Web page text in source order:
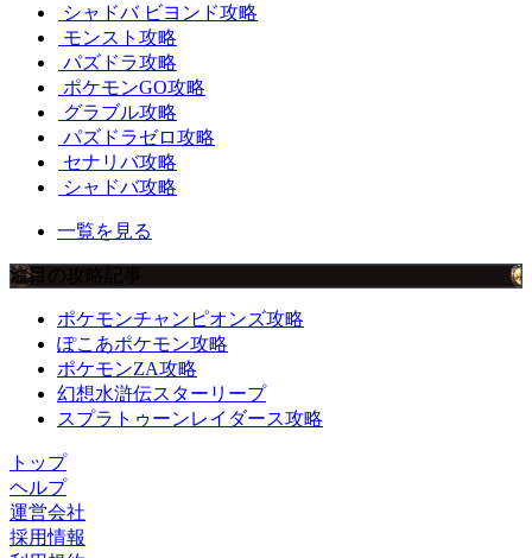
シャドバ ビヨンド攻略
モンスト攻略
パズドラ攻略
ポケモンGO攻略
グラブル攻略
パズドラゼロ攻略
セナリバ攻略
シャドバ攻略
一覧を見る
注目の攻略記事
ポケモンチャンピオンズ攻略
ぽこあポケモン攻略
ポケモンZA攻略
幻想水滸伝スターリープ
スプラトゥーンレイダース攻略
トップ
ヘルプ
運営会社
採用情報